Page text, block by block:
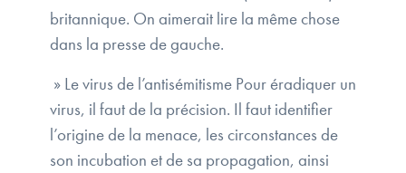
britannique. On aimerait lire la même chose
dans la presse de gauche.
» Le virus de l’antisémitisme Pour éradiquer un
virus, il faut de la précision. Il faut identifier
l’origine de la menace, les circonstances de
son incubation et de sa propagation, ainsi